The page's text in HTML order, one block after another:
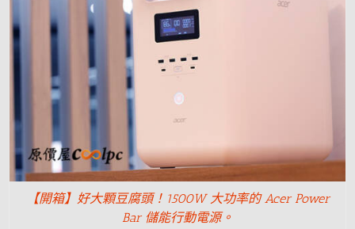
【開箱】好大顆豆腐頭！1500W 大功率的 Acer Power
Bar 儲能行動電源。